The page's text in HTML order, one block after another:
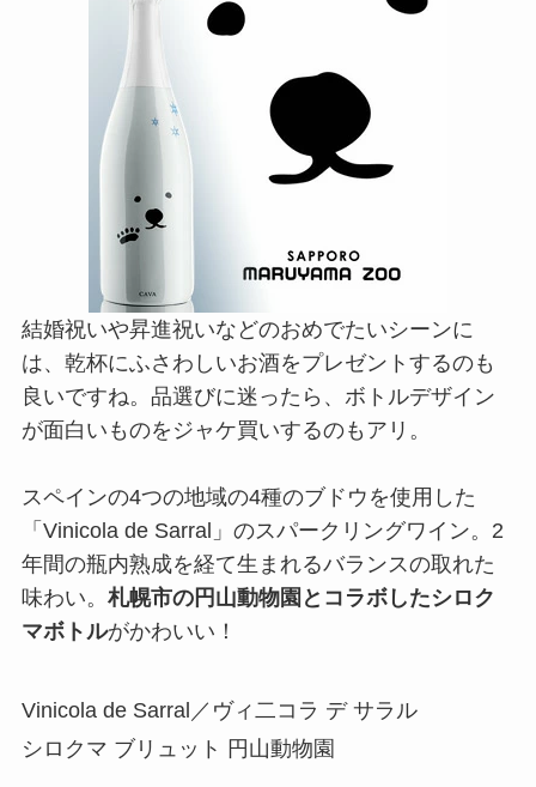
結婚祝いや昇進祝いなどのおめでたいシーンに
は、乾杯にふさわしいお酒をプレゼントするのも
良いですね。品選びに迷ったら、ボトルデザイン
が面白いものをジャケ買いするのもアリ。
スペインの4つの地域の4種のブドウを使用した
「Vinicola de Sarral」のスパークリングワイン。2
年間の瓶内熟成を経て生まれるバランスの取れた
味わい。 札幌市の円山動物園とコラボしたシロク
マボトルがかわいい！
Vinicola de Sarral／ヴィ二コラ デ サラル
シロクマ ブリュット 円山動物園